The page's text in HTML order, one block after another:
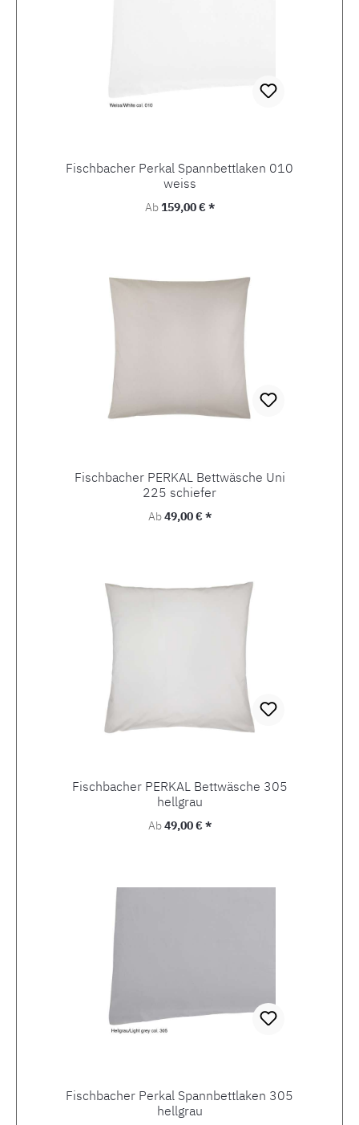
Fischbacher Perkal Spannbettlaken 010
weiss
Regulärer Preis:
Ab159,00 € *
Fischbacher PERKAL Bettwäsche Uni
225 schiefer
Regulärer Preis:
Ab49,00 € *
Fischbacher PERKAL Bettwäsche 305
hellgrau
Regulärer Preis:
Ab49,00 € *
Fischbacher Perkal Spannbettlaken 305
hellgrau